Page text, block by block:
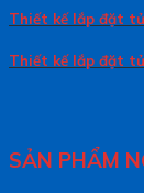
Thiết kế lắp đặt
Thiết kế lắp đặt
SẢN PHẨM